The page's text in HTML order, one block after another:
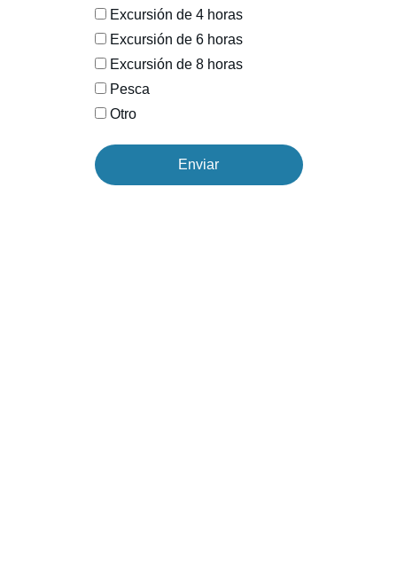
Excursión de 4 horas
Excursión de 6 horas
Excursión de 8 horas
Pesca
Otro
Enviar